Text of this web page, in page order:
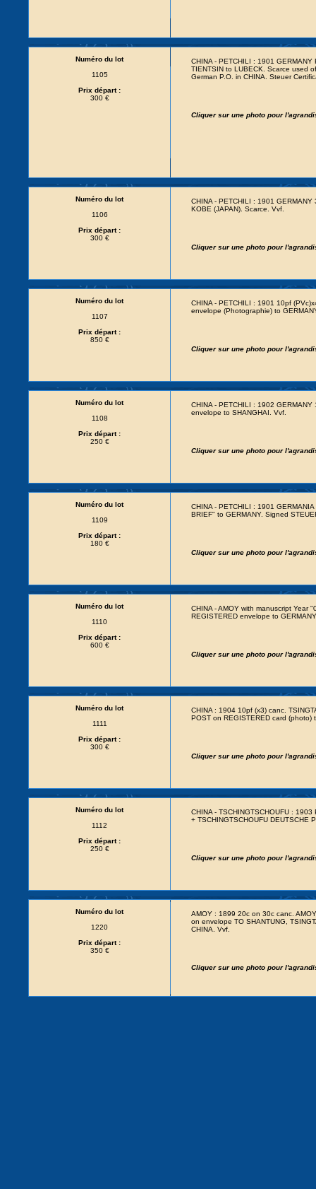
Numéro du lot
1105
Prix départ :
300 €
CHINA - PETCHILI : 1901
TIENTSIN to LUBECK. Scarce used
German P.O. in CHINA. Steuer
Cliquer sur une photo pour
Numéro du lot
1106
Prix départ :
300 €
CHINA - PETCHILI : 1901
KOBE (JAPAN). Scarce. Vvf.
Cliquer sur une photo pour
Numéro du lot
1107
Prix départ :
850 €
CHINA - PETCHILI : 1901 10pf
envelope (Photographie) to
Cliquer sur une photo pour
Numéro du lot
1108
Prix départ :
250 €
CHINA - PETCHILI : 1902
envelope to SHANGHAI. Vvf.
Cliquer sur une photo pour
Numéro du lot
1109
Prix départ :
180 €
CHINA - PETCHILI : 1901
BRIEF" to GERMANY. Signed
Cliquer sur une photo pour
Numéro du lot
1110
Prix départ :
600 €
CHINA - AMOY with manuscript Year
REGISTERED envelope to
Cliquer sur une photo pour
Numéro du lot
1111
Prix départ :
300 €
CHINA : 1904 10pf (x3) canc.
POST on REGISTERED card (photo)
Cliquer sur une photo pour
Numéro du lot
1112
Prix départ :
250 €
CHINA - TSCHINGTSCHOUFU :
+ TSCHINGTSCHOUFU DEUTSCHE
Cliquer sur une photo pour
Numéro du lot
1220
Prix départ :
350 €
AMOY : 1899 20c on 30c canc.
on envelope TO SHANTUNG,
CHINA. Vvf.
Cliquer sur une photo pour